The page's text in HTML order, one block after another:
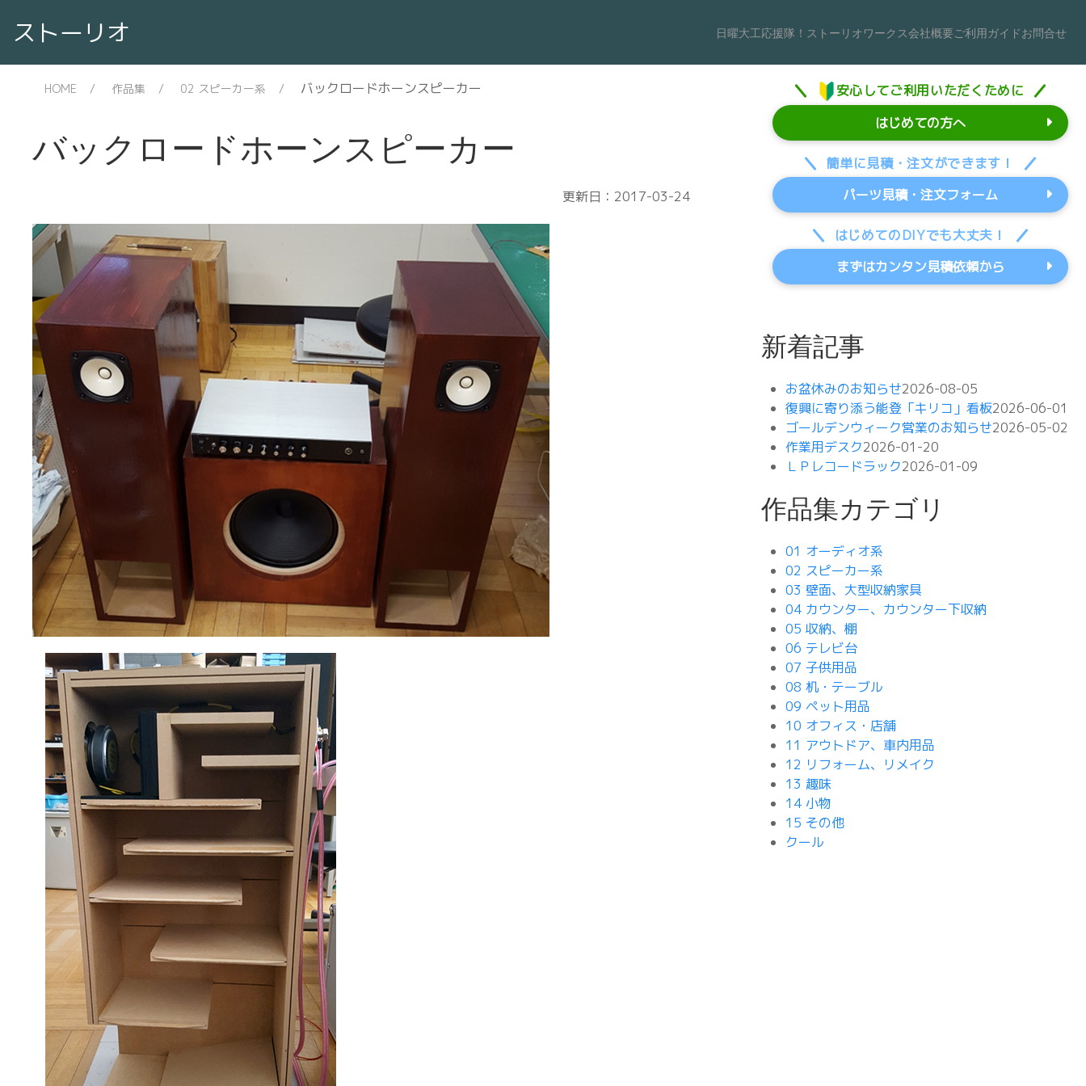
ストーリオ 日曜大工応援隊！ ストーリオワークス会社概要ご利用ガイドお問合せ
HOME 作品集 02 スピーカー系 バックロードホーンスピーカー
バックロードホーンスピーカー
更新日：2017-03-24
安心してご利用いただくために
はじめての方へ
簡単に見積・注文ができます！
パーツ見積・注文フォーム
はじめてのDIYでも大丈夫！
まずはカンタン見積依頼から
新着記事
お盆休みのお知らせ2026-08-05
復興に寄り添う能登「キリコ」看板2026-06-01
ゴールデンウィーク営業のお知らせ2026-05-02
作業用デスク2026-01-20
ＬＰレコードラック2026-01-09
作品集カテゴリ
01 オーディオ系
02 スピーカー系
03 壁面、大型収納家具
04 カウンター、カウンター下収納
05 収納、棚
06 テレビ台
07 子供用品
08 机・テーブル
09 ペット用品
10 オフィス・店舗
11 アウトドア、車内用品
12 リフォーム、リメイク
13 趣味
14 小物
15 その他
クール